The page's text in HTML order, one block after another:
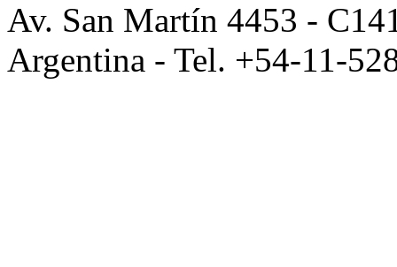
Av. San Martín 4453 -
Argentina - Tel. +54-11-